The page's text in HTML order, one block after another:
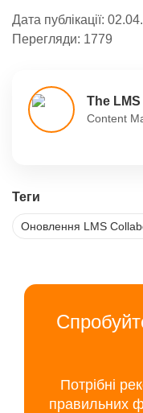
Дата публікації:
Перегляди: 1779
The
Content
Теги
Оновлення LMS
Потрібні
правильних